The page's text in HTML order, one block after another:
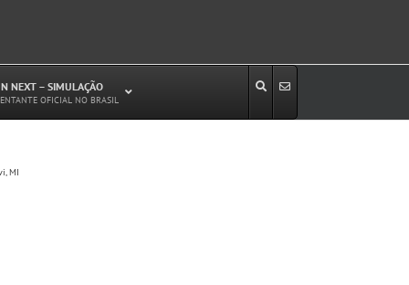
NEXT – SIMULAÇÃO
OFICIAL NO BRASIL
MI